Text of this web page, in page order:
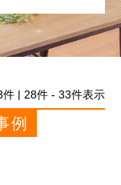
件 | 28件 - 33件表示
例